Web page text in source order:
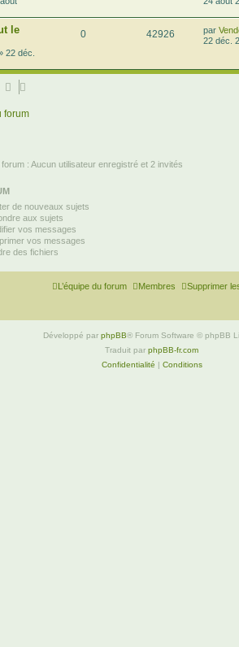
le
22 déc.
0 42926 par
22 déc.
forum
: Aucun utilisateur enregistré et 2 invités
de nouveaux sujets
aux sujets
vos messages
vos messages
des fichiers
Supprimer
Membres
L’équipe du forum
Développé par phpBB® Forum Software © phpBB
Traduit par phpBB-fr.com
Confidentialité | Conditions